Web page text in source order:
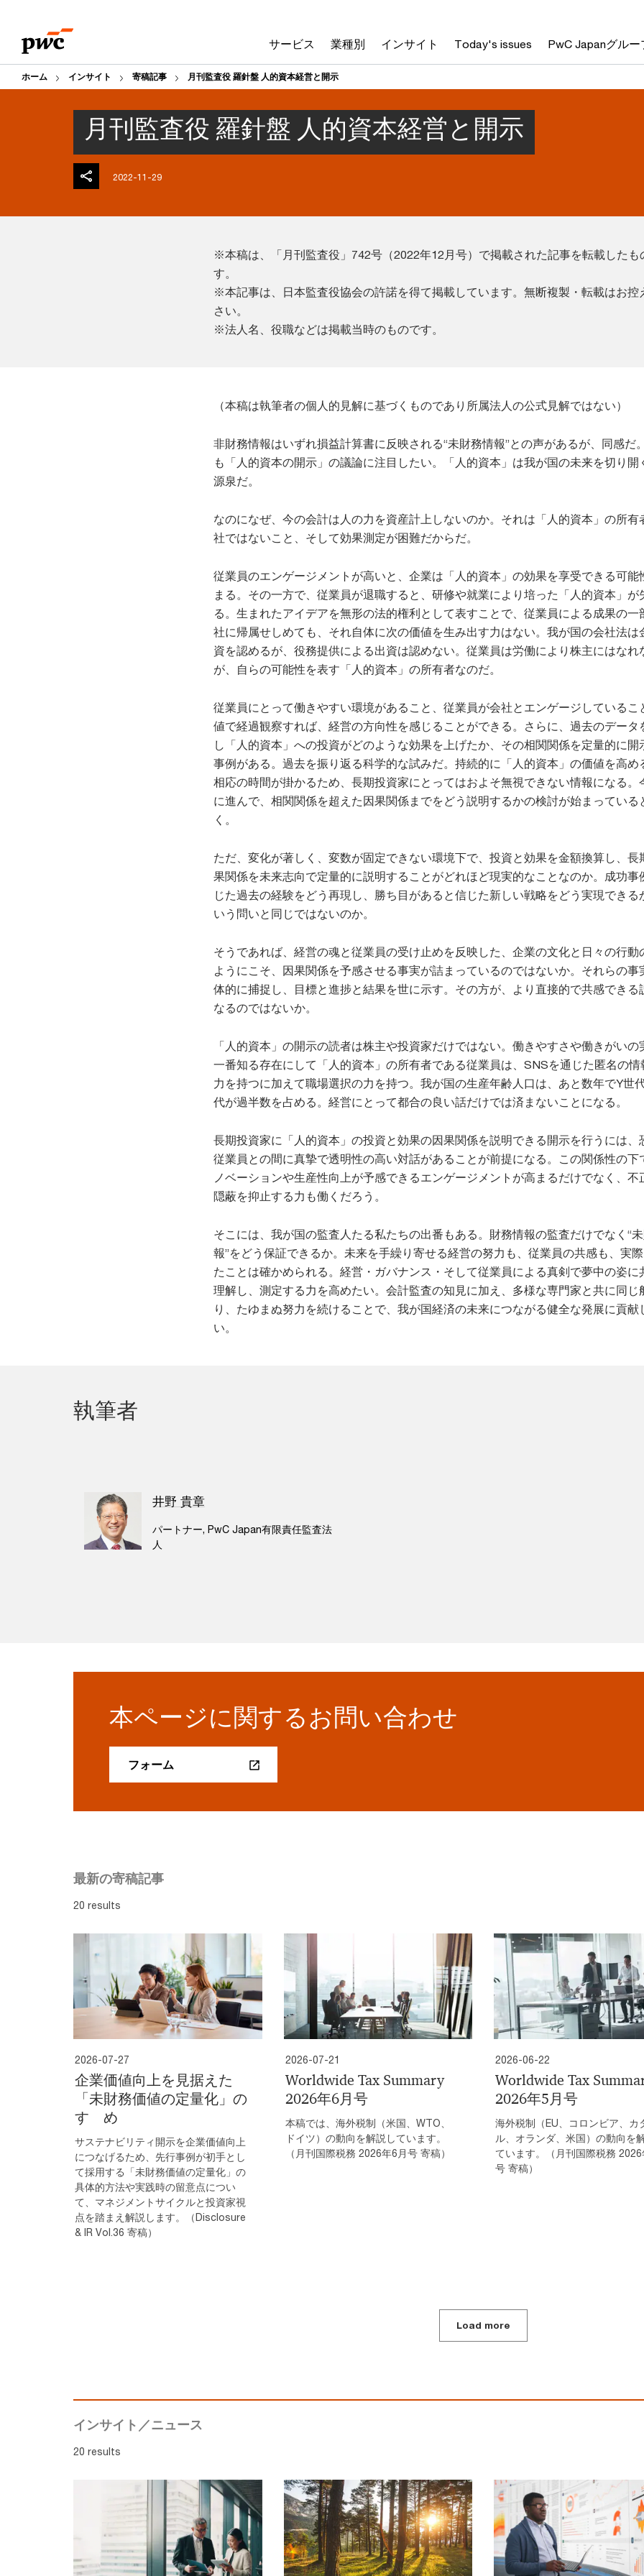
content
footer
サービス 業種別 インサイト Today's issues PwC Japanグルー
ホーム インサイト 寄稿記事 月刊監査役 羅針盤 人的資本経営と開示
月刊監査役 羅針盤 人的資本経営と開示
2022-11-29
※本稿は、「月刊監査役」742号（2022年12月号）で掲載された記事を転載したも
す。
※本記事は、日本監査役協会の許諾を得て掲載しています。無断複製・転載はお控
さい。
※法人名、役職などは掲載当時のものです。
（本稿は執筆者の個人的見解に基づくものであり所属法人の公式見解ではない）
非財務情報はいずれ損益計算書に反映される“未財務情報”との声があるが、同感だ
も「人的資本の開示」の議論に注目したい。「人的資本」は我が国の未来を切り開
源泉だ。
なのになぜ、今の会計は人の力を資産計上しないのか。それは「人的資本」の所有
社ではないこと、そして効果測定が困難だからだ。
従業員のエンゲージメントが高いと、企業は「人的資本」の効果を享受できる可能
まる。その一方で、従業員が退職すると、研修や就業により培った「人的資本」が
る。生まれたアイデアを無形の法的権利として表すことで、従業員による成果の一
社に帰属せしめても、それ自体に次の価値を生み出す力はない。我が国の会社法は
資を認めるが、役務提供による出資は認めない。従業員は労働により株主にはなれ
が、自らの可能性を表す「人的資本」の所有者なのだ。
従業員にとって働きやすい環境があること、従業員が会社とエンゲージしているこ
値で経過観察すれば、経営の方向性を感じることができる。さらに、過去のデータ
し「人的資本」への投資がどのような効果を上げたか、その相関関係を定量的に開
事例がある。過去を振り返る科学的な試みだ。持続的に「人的資本」の価値を高め
相応の時間が掛かるため、長期投資家にとってはおよそ無視できない情報になる。
に進んで、相関関係を超えた因果関係までをどう説明するかの検討が始まっている
く。
ただ、変化が著しく、変数が固定できない環境下で、投資と効果を金額換算し、長
果関係を未来志向で定量的に説明することがどれほど現実的なことなのか。成功事
じた過去の経験をどう再現し、勝ち目があると信じた新しい戦略をどう実現できる
いう問いと同じではないのか。
そうであれば、経営の魂と従業員の受け止めを反映した、企業の文化と日々の行動
ようにこそ、因果関係を予感させる事実が詰まっているのではないか。それらの事
体的に捕捉し、目標と進捗と結果を世に示す。その方が、より直接的で共感できる
なるのではないか。
「人的資本」の開示の読者は株主や投資家だけではない。働きやすさや働きがいの
一番知る存在にして「人的資本」の所有者である従業員は、SNSを通じた匿名の情
力を持つに加えて職場選択の力を持つ。我が国の生産年齢人口は、あと数年でY世
代が過半数を占める。経営にとって都合の良い話だけでは済まないことになる。
長期投資家に「人的資本」の投資と効果の因果関係を説明できる開示を行うには、
従業員との間に真摯で透明性の高い対話があることが前提になる。この関係性の下
ノベーションや生産性向上が予感できるエンゲージメントが高まるだけでなく、不
隠蔽を抑止する力も働くだろう。
そこには、我が国の監査人たる私たちの出番もある。財務情報の監査だけでなく“
報”をどう保証できるか。未来を手繰り寄せる経営の努力も、従業員の共感も、実
たことは確かめられる。経営・ガバナンス・そして従業員による真剣で夢中の姿に
理解し、測定する力を高めたい。会計監査の知見に加え、多様な専門家と共に同じ
り、たゆまぬ努力を続けることで、我が国経済の未来につながる健全な発展に貢献
い。
執筆者
井野 貴章
パートナー, PwC Japan有限責任監査法
人
本ページに関するお問い合わせ
フォーム
最新の寄稿記事
20 results
2026-07-27
企業価値向上を見据えた
「未財務価値の定量化」の
すゝめ
サステナビリティ開示を企業価値向上
につなげるため、先行事例が初手とし
て採用する「未財務価値の定量化」の
具体的方法や実践時の留意点につい
て、マネジメントサイクルと投資家視
点を踏まえ解説します。（Disclosure
& IR Vol.36 寄稿）
2026-07-21
Worldwide Tax Summary
2026年6月号
本稿では、海外税制（米国、WTO、
ドイツ）の動向を解説しています。
（月刊国際税務 2026年6月号 寄稿）
2026-06-22
Worldwide Tax
2026年5月号
海外税制（EU、コロンビア、カ
ル、オランダ、米国）の動向を
ています。（月刊国際税務 2026
号 寄稿）
Load more
インサイト／ニュース
20 results